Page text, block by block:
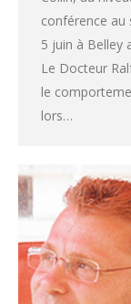
conférence au
5 juin à Belley
Le Docteur
le
lors…